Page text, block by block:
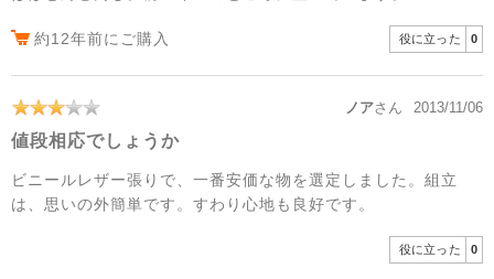
約12年前にご購入 役に立った 0
ノアさん 2013/11/06
値段相応でしょうか
ビニールレザー張りで、一番安価な物を選定しました。組立
は、思いの外簡単です。すわり心地も良好です。
役に立った 0